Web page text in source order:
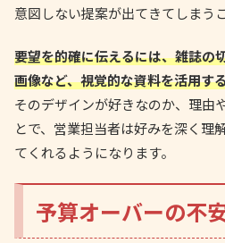
意図しない提案が出てきてしまう
要望を的確に伝えるには、雑誌の
画像など、視覚的な資料を活用す
そのデザインが好きなのか、理由
とで、営業担当者は好みを深く理
てくれるようになります。
予算オーバーの不